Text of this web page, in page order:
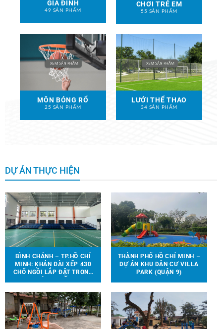
GIA ĐÌNH
49 SẢN PHẨM
CHƠI TRẺ EM
55 SẢN PHẨM
MÔN BÓNG RỔ
25 SẢN PHẨM
LƯỚI THỂ THAO
34 SẢN PHẨM
DỰ ÁN THỰC HIỆN
BÌNH CHÁNH – TP.HỒ CHÍ
MINH: KHÁN ĐÀI XẾP 430
CHỔ NGỒI LẮP ĐẶT TRONG
THÀNH PHỐ HỒ CHÍ MINH –
DỰ ÁN KHU DÂN CƯ VILLA
PARK (QUẬN 9)